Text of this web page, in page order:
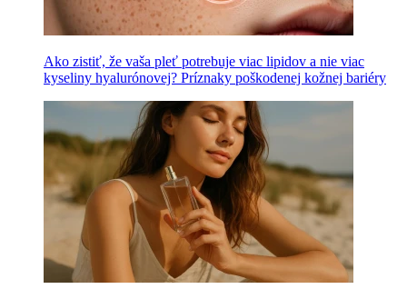
Ako zistiť, že vaša pleť potrebuje viac lipidov a nie viac
kyseliny hyalurónovej? Príznaky poškodenej kožnej bariéry